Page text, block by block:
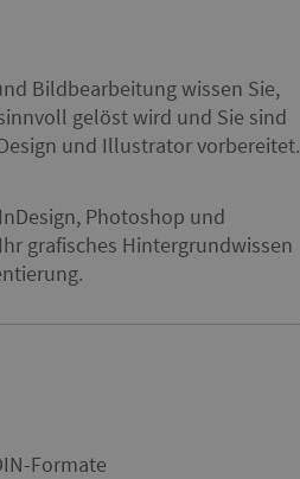
Bildbearbeitung wissen Sie,
gelöst wird und Sie sind
und Illustrator vorbereitet.
Photoshop und
grafisches Hintergrundwissen
Formate